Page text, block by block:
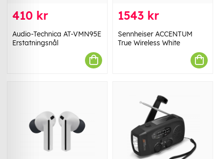
410 kr
Audio-Technica AT-VMN95E
Erstatningsnål
1543 kr
Sennheiser ACCENTUM
True Wireless White